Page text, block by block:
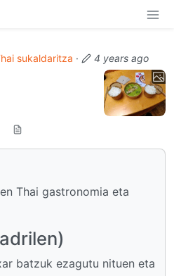
sukaldaritza · 4 years ago
Thai gastronomia eta
batzuk ezagutu nituen eta